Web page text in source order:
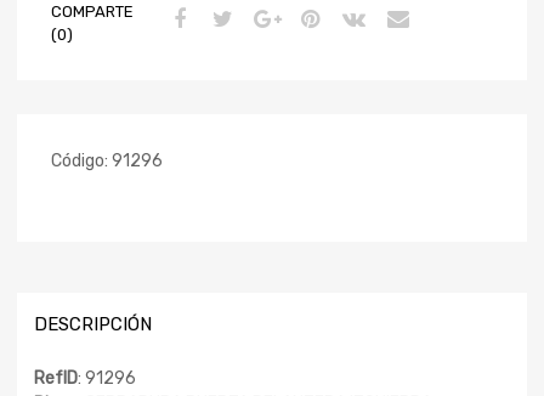
COMPARTE
(0)
Código: 91296
DESCRIPCIÓN
RefID: 91296